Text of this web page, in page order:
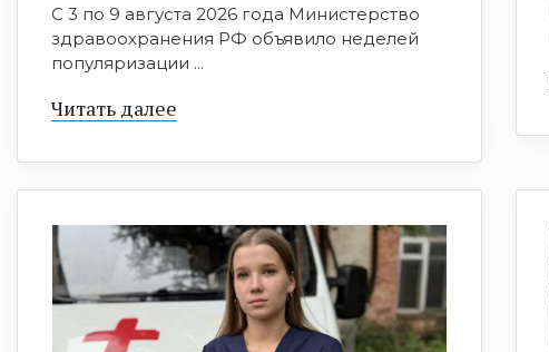
С 3 по 9 августа 2026 года Министерство
здравоохранения РФ объявило неделей
популяризации ...
Читать далее